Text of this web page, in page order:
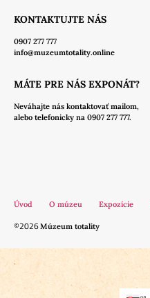
KONTAKTUJTE NÁS
0907 277 777
info@muzeumtotality.online
MÁTE PRE NÁS EXPONÁT?
Neváhajte nás kontaktovať mailom,
alebo telefonicky na 0907 277 777.
Úvod O múzeu Expozície
©2026Múzeum totality